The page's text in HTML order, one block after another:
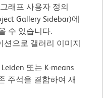
래프 사용자 정의
Gallery Sidebar)에
수 있습니다.
션으로 갤러리 이미지
또는 K-means
주석을 결합하여 새